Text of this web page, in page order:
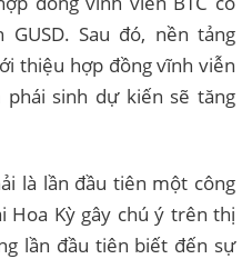
GUSD. Sau đó, nền tảng
thiệu hợp đồng vĩnh viễn
phái sinh dự kiến ​​sẽ tăng
là lần đầu tiên một công
Kỳ gây chú ý trên thị
lần đầu tiên biết đến sự